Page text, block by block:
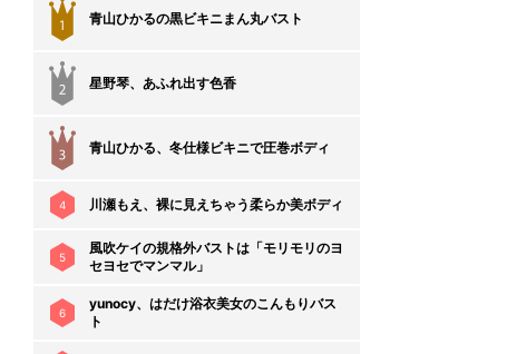
1 青山ひかるの黒ビキニまん丸バスト
星野琴、あふれ出す色香
青山ひかる、冬仕様ビキニで圧巻ボディ
4 川瀬もえ、裸に見えちゃう柔らか美ボディ
5
風吹ケイの規格外バストは「モリモリのヨ
セヨセでマンマル」
6
yunocy、はだけ浴衣美女のこんもりバス
ト